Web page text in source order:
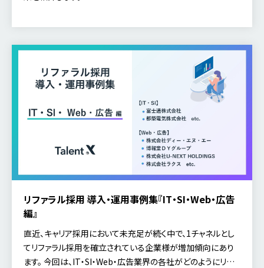
リファラル採用 導入・運用事例集『IT・SI・Web・広告
編』
直近、キャリア採用において未充足が続く中で、1チャネルとし
てリファラル採用を確立されている企業様が増加傾向にあり
ます。 今回は、IT・SI・Web・広告業界の各社がどのようにリファ